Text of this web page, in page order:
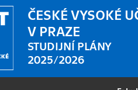
ČESKÉ VYSOKÉ
V PRAZE
STUDIJNÍ PLÁNY
2025/2026